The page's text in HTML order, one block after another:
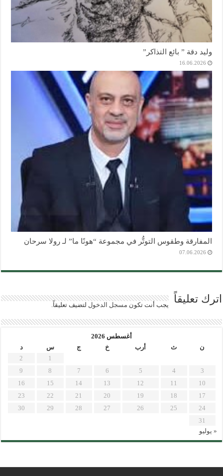
وليد دقة ” بائع التذاكر”
16.06.2026
المفارقة وطقوس التوتُّر في مجموعة “هونًا ما” لـ رولا سرحان
07.06.2026
اترك تعليقاً يجب أنت تكون مسجل الدخول لتضيف تعليقاً.
أغسطس 2026
ن
ث أرب خ ج س
د
1
2
3
4
5
6
7
8
9
10
11
12
13
14
15
16
17
18
19
20
21
22
23
24
25
26
27
28
29
30
31
« يوليو